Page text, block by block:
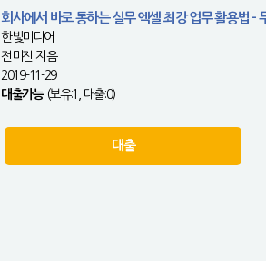
회사에서 바로 통하는 실무 엑셀 최강 업무 활용법 -
한빛미디어
전미진 지음
2019-11-29
대출가능(보유:1, 대출:0)
대출